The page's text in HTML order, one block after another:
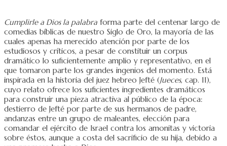
Cumplirle a Dios la palabra forma parte del centenar largo de
comedias bíblicas de nuestro Siglo de Oro, la mayoría de las
cuales apenas ha merecido atención por parte de los
estudiosos y críticos, a pesar de constituir un corpus
dramático lo suficientemente amplio y representativo, en el
que tomaron parte los grandes ingenios del momento. Está
inspirada en la historia del juez hebreo Jefté (Jueces, cap. 11),
cuyo relato ofrece los suficientes ingredientes dramáticos
para construir una pieza atractiva al público de la época:
destierro de Jefté por parte de sus hermanos de padre,
andanzas entre un grupo de maleantes, elección para
comandar el ejército de Israel contra los amonitas y victoria
sobre éstos, aunque a costa del sacrificio de su hija, debido a